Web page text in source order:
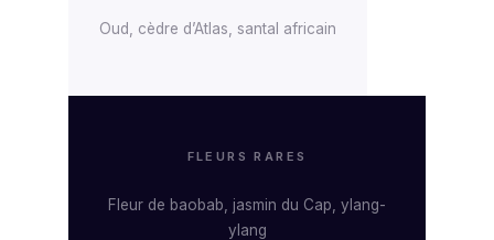
Oud, cèdre d’Atlas, santal africain
FLEURS RARES
Fleur de baobab, jasmin du Cap, ylang-
ylang